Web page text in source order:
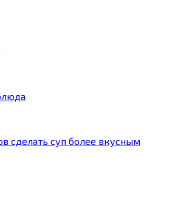
сделать суп более вкусным